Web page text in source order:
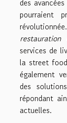
pourraient
restauration
services de
la street
également
des
répondant
actuelles.